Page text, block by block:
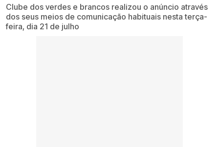
Clube dos verdes e brancos realizou o anúncio através
dos seus meios de comunicação habituais nesta terça-
feira, dia 21 de julho